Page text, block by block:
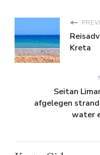
Kreta
Seitan
afgelegen
water